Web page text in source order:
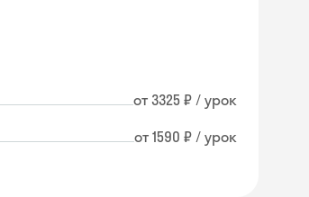
от 3325 ₽ / урок
от 1590 ₽ / урок